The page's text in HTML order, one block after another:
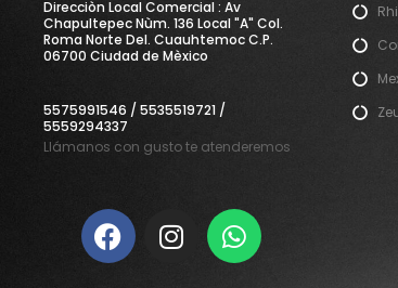
Direcciòn Local Comercial : Av
Chapultepec Nùm. 136 Local "A" Col.
Roma Norte Del. Cuauhtemoc C.P.
06700 Ciudad de Mèxico
5575991546 / 5535519721 /
5559294337
Llámanos con gusto te atenderemos